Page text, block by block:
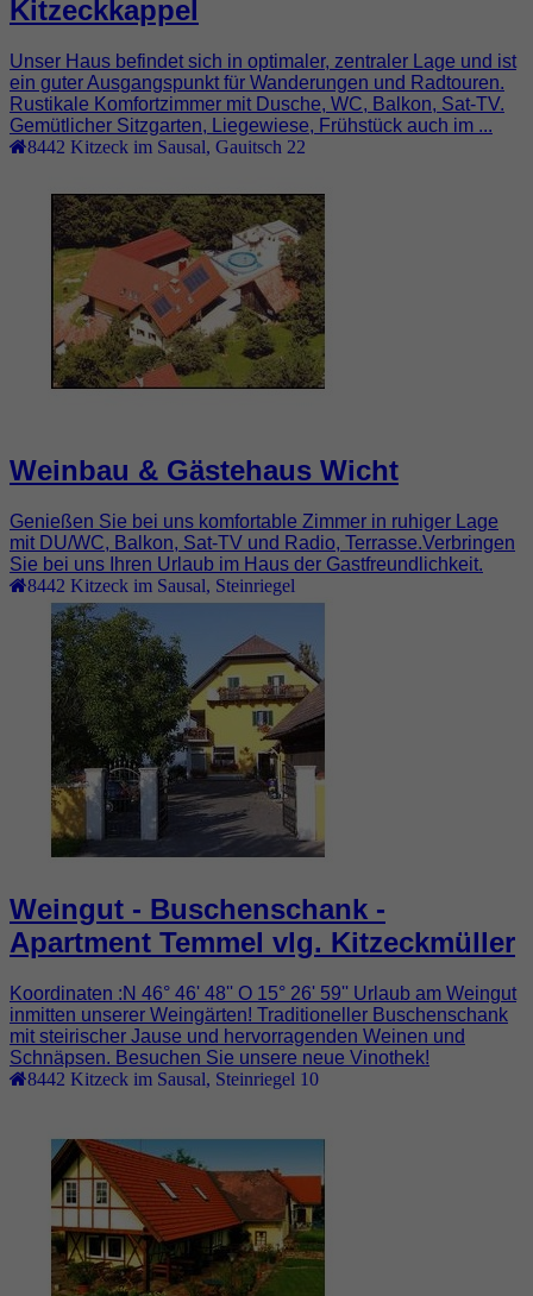
Kitzeckkappel
Unser Haus befindet sich in optimaler, zentraler Lage und ist
ein guter Ausgangspunkt für Wanderungen und Radtouren.
Rustikale Komfortzimmer mit Dusche, WC, Balkon, Sat-TV.
Gemütlicher Sitzgarten, Liegewiese, Frühstück auch im ...
8442 Kitzeck im Sausal Gauitsch 22
Weinbau & Gästehaus Wicht
Genießen Sie bei uns komfortable Zimmer in ruhiger Lage
mit DU/WC, Balkon, Sat-TV und Radio, Terrasse.Verbringen
Sie bei uns Ihren Urlaub im Haus der Gastfreundlichkeit.
8442 Kitzeck im Sausal Steinriegel
Weingut - Buschenschank -
Apartment Temmel vlg. Kitzeckmüller
Koordinaten :N 46° 46' 48'' O 15° 26' 59'' Urlaub am Weingut
inmitten unserer Weingärten! Traditioneller Buschenschank
mit steirischer Jause und hervorragenden Weinen und
Schnäpsen. Besuchen Sie unsere neue Vinothek!
8442 Kitzeck im Sausal Steinriegel 10